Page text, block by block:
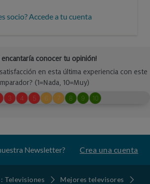
socio? Accede a tu cuenta
Newsletter? Crea una cuenta
Televisiones
Mejores televisores